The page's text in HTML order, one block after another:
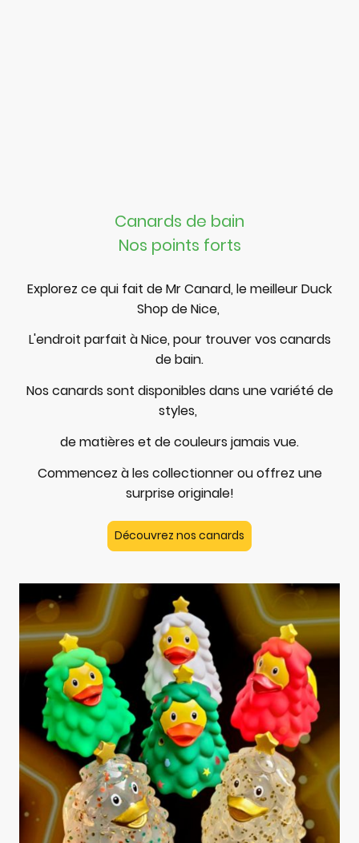
Canards de bain
Nos points forts
Explorez ce qui fait de Mr Canard, le meilleur Duck
Shop de Nice,
L'endroit parfait à Nice, pour trouver vos canards
de bain.
Nos canards sont disponibles dans une variété de
styles,
de matières et de couleurs jamais vue.
Commencez à les collectionner ou offrez une
surprise originale!
Découvrez nos canards